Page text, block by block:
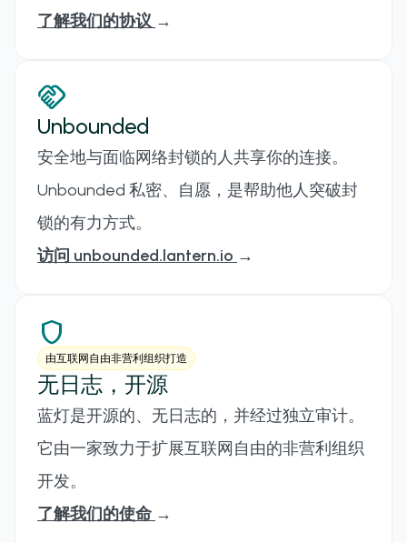
了解我们的协议 →
handshake
Unbounded
安全地与面临网络封锁的人共享你的连接。
Unbounded 私密、自愿，是帮助他人突破封
锁的有力方式。
访问 unbounded.lantern.io →
shield
由互联网自由非营利组织打造
无日志，开源
蓝灯是开源的、无日志的，并经过独立审计。
它由一家致力于扩展互联网自由的非营利组织
开发。
了解我们的使命 →